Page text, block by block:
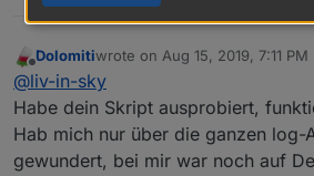
Offline
Dolomitiwrote on Aug 15, 2019, 7:11 PM
last edited by
@liv-in-sky
Habe dein Skript ausprobiert,
Hab mich nur über die ganzen log-
gewundert, bei mir war noch auf